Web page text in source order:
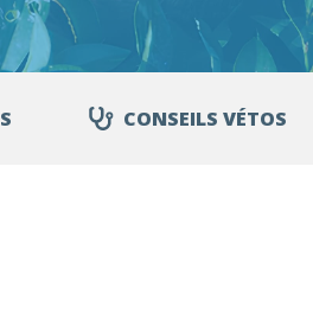
CONSEILS VÉTOS